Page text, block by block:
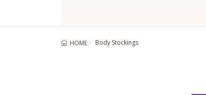
HOME Body Stockings